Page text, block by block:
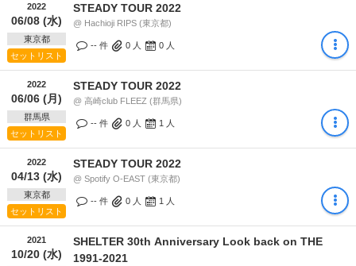
2022
06/08 (水)
東京都
セットリスト
STEADY TOUR 2022
@ Hachioji RIPS (東京都)
-- 件 0 人 0 人
2022
06/06 (月)
群馬県
セットリスト
STEADY TOUR 2022
@ 高崎club FLEEZ (群馬県)
-- 件 0 人 1 人
2022
04/13 (水)
東京都
セットリスト
STEADY TOUR 2022
@ Spotify O-EAST (東京都)
-- 件 0 人 1 人
2021
10/20 (水)
SHELTER 30th Anniversary Look back on THE
1991-2021